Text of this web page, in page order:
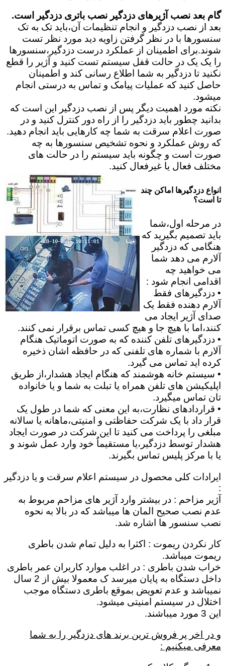
گام بعد نصب آژیرهای دزدگیر نصب باتری دزدگیر است.
بعد از نصب دزدگیر و انجام تنظیمات آن،باید تک به تک
سنسورها با در نظر گرفتن زاویه دید مورد نظر تست
شوند.برای اطمینان از عملکرد درست دزدگیر،سنسورها
را یک یک در حالت قفل سیستم تست کنید و آژیر را قطع
نکنید تا دزدگیر به شما اطلاع رسانی کند و اطمینان
حاصل کنید که عملیات پیامک و تماس به درستی انجام
میشود.
نکته مورد اهمیت دیگر پس از نصب دزدگیر این است که
بدانید چطور باید دزدگیر را از راه دور کنترل کنید و در
صورت اعلام سرقت به شما چه کارهایی باید انجام دهید.
که روش عملکرد و نحوه تشخیص سنسورها به چه
صورت است و چگونه باید سیستم را در حالت های
مختلف فعال یا غیرفعال کنید.
انواع دزدگیرها اماکن چند
تا است؟
در مرحله اول،شما
باید تصمیم بگیرید که
هنگامی که دزدگیر
آلارم می دهد شما
می خواهید چه
اقدامی انجام شود :
• دزدگیرهای فقط
آلارم دهنده فقط یک
صدای آژیر ایجاد می
کنند،اما با هیچ جا و هیچ کسی تماس برقرار نمی کنند.
• دزدگیرهای تلفن کننده که به صورت اتوماتیک هنگام
آلارم با شماره های تلفنی که در حافظه اشان ذخیره
کرده اید تماس می گیرد.
• سیستم خانه هوشمند که هنگام ایجاد هشدار،از طریق
اپلیکیشن های تلفن همراه یا تبلت به شما و یا خانواده
تان تماس میگیرد.
• قراردادهای نظارت،به این معنی که شما در طول یک
قرار داد با یک شرکت حفاظتی و امنیتی،ماهانه یا سالانه
مبلغی را پرداخت می کنید تا این شرکت در صورت ایجاد
هشدار توسط دزدگیر،یا مستقیماٌ خود وارد عمل شوند و
یا با مرکز پلیس تماس بگیرند.
ایرادات کلی محصول در سیستم اعلام سرقت و یا دزدگیر
:
آژیر مزاحم : در بیشتر وارد آژیر های مزاحم مربوط به
عدم نصب صحیح المان ها میباشد که در بالا به نحوه
نصب سنسور ها اشاره شد.
کار نکردن ریموت : اکثرا به دلیل تمام شدن باطری
ریموت میباشد.
خراب شدن باطری : در اغلب موارد کاربران عمر باطری
داخل دستگاه به پایان میرسد ک معمولا بیش از 2 سال
نمیباشد و عدم تعویض بموقع باطری دستگاه موجب
اختلال در سیستم امنیتی میشود.
این 3 مورد میباشند.
و در اخر پر فروش ترین برند های دزدگیر را به شما
معرفی میکنیم :